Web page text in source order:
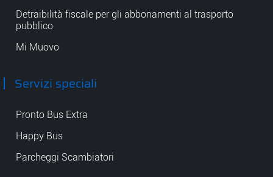
Detraibilità fiscale per gli abbonamenti al trasporto
pubblico
Mi Muovo
Servizi speciali
Pronto Bus Extra
Happy Bus
Parcheggi Scambiatori